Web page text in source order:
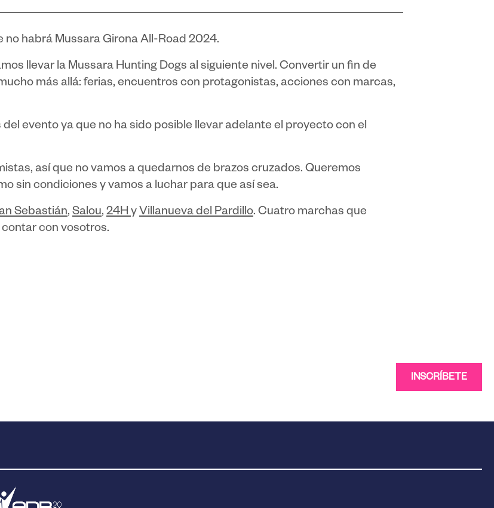
habrá Mussara Girona All-Road 2024.
llevar la Mussara Hunting Dogs al siguiente nivel. Convertir un fin de
más allá: ferias, encuentros con protagonistas, acciones con marcas,
evento ya que no ha sido posible llevar adelante el proyecto con el
así que no vamos a quedarnos de brazos cruzados. Queremos
sin condiciones y vamos a luchar para que así sea.
Sebastián, Salou, 24HyVillanueva del Pardillo. Cuatro marchas que
con vosotros.
INSCRÍBETE